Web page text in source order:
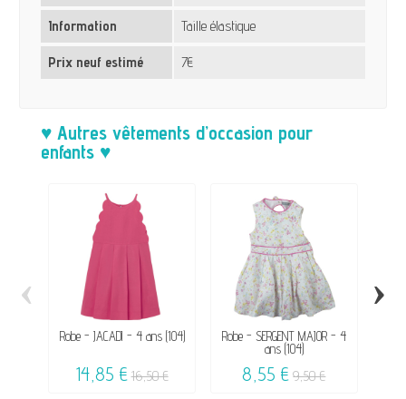
Information Taille élastique
Prix neuf estimé 7€
♥ Autres vêtements d’occasion pour
enfants ♥
Robe - JACADI - 4 ans (104)
14,85 € 16,50 €
Robe - SERGENT MAJOR - 4
ans (104)
8,55 € 9,50 €
‹ ›